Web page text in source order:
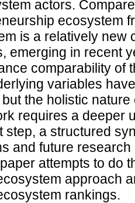
actors.
ecosystem
is a relatively new
emerging in recent
comparability of
variables
the holistic
requires a deeper
step, a structured
and future
attempts to do
approach
rankings.